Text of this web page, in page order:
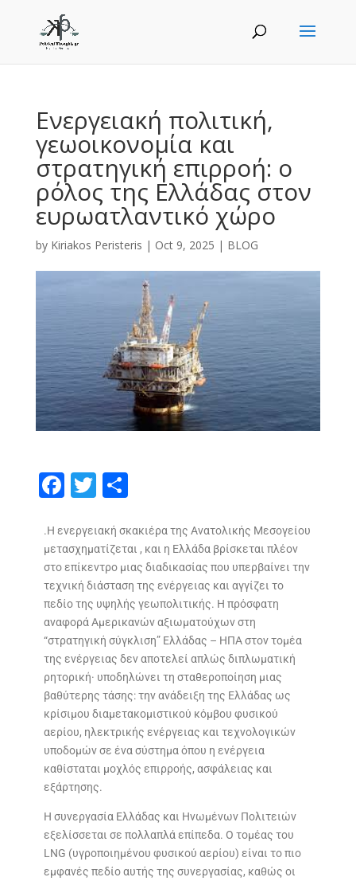
Ενεργειακή πολιτική,
γεωοικονομία και
στρατηγική επιρροή: ο
ρόλος της Ελλάδας στον
ευρωατλαντικό χώρο
by Kiriakos Peristeris | Oct 9, 2025 | BLOG
F
e
b
o
o
k
T
itt
er
S
ar
e
.Η ενεργειακή σκακιέρα της Ανατολικής Μεσογείου
μετασχηματίζεται , και η Ελλάδα βρίσκεται πλέον
στο επίκεντρο μιας διαδικασίας που υπερβαίνει την
τεχνική διάσταση της ενέργειας και αγγίζει το
πεδίο της υψηλής γεωπολιτικής. Η πρόσφατη
αναφορά Αμερικανών αξιωματούχων στη
“στρατηγική σύγκλιση” Ελλάδας – ΗΠΑ στον τομέα
της ενέργειας δεν αποτελεί απλώς διπλωματική
ρητορική· υποδηλώνει τη σταθεροποίηση μιας
βαθύτερης τάσης: την ανάδειξη της Ελλάδας ως
κρίσιμου διαμετακομιστικού κόμβου φυσικού
αερίου, ηλεκτρικής ενέργειας και τεχνολογικών
υποδομών σε ένα σύστημα όπου η ενέργεια
καθίσταται μοχλός επιρροής, ασφάλειας και
εξάρτησης.
Η συνεργασία Ελλάδας και Ηνωμένων Πολιτειών
εξελίσσεται σε πολλαπλά επίπεδα. Ο τομέας του
LNG (υγροποιημένου φυσικού αερίου) είναι το πιο
εμφανές πεδίο αυτής της συνεργασίας, καθώς οι